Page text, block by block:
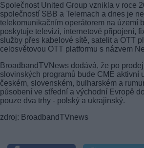
Společnost United Group vznikla v roce
společností SBB a Telemach a dnes je
telekomunikačním operátorem na území
poskytuje televizi, internetové připojení,
služby přes kabelové sítě, satelit a OTT
celosvětovou OTT platformu s názvem
BroadbandTVNews dodává, že po
slovinských programů bude CME aktivní
českém, slovenském, bulharském a
působení ve střední a východní Evropě
pouze dva trhy - polský a ukrajinský.
zdroj: BroadbandTVnews